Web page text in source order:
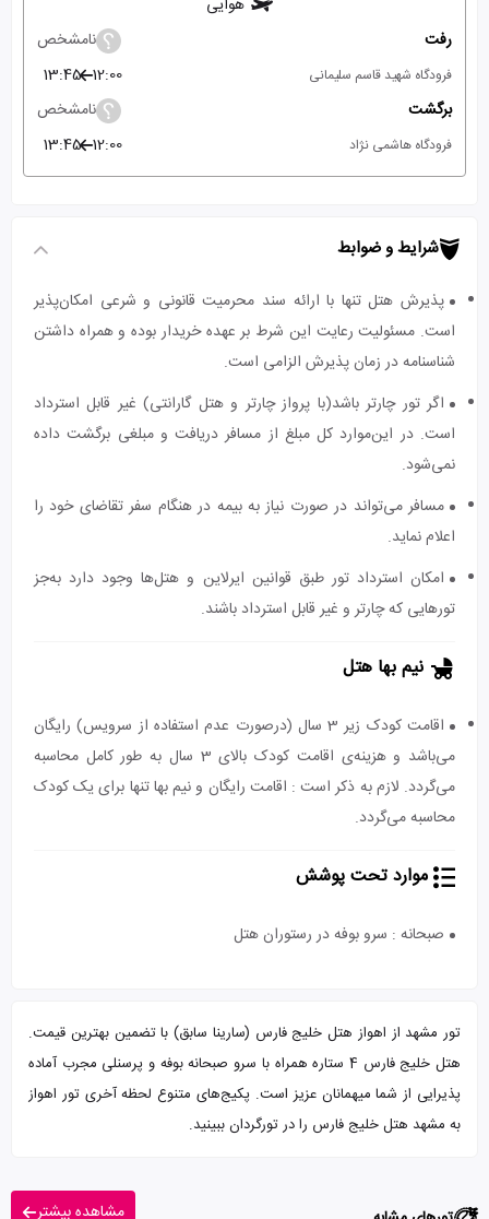
هوایی
رفت
نامشخص
فرودگاه شهید قاسم سلیمانی 12:00
13:45
برگشت
نامشخص
فرودگاه هاشمی نژاد 12:00
13:45
شرایط و ضوابط
پذیرش هتل تنها با ارائه سند محرمیت قانونی و شرعی امکان‌پذیر
است. مسئولیت رعایت این شرط بر عهده خریدار بوده و همراه داشتن
شناسنامه در زمان پذیرش الزامی است.
اگر تور چارتر باشد(با پرواز چارتر و هتل گارانتی) غیر قابل استرداد
است. در این‌موارد کل مبلغ از مسافر دریافت و مبلغی برگشت داده
نمی‌شود.
مسافر می‌تواند در صورت نیاز به بیمه در هنگام سفر تقاضای خود را
اعلام نماید.
امکان استرداد تور طبق قوانین ایرلاین و هتل‌ها وجود دارد به‌جز
تورهایی که چارتر و غیر قابل استرداد باشند.
نیم بها هتل
اقامت کودک زیر 3 سال (درصورت عدم استفاده از سرویس) رایگان
می‌باشد و هزینه‌ی اقامت کودک بالای 3 سال به طور کامل محاسبه
می‌گردد. لازم به ذکر است : اقامت رایگان و نیم بها تنها برای یک کودک
محاسبه می‌گردد.
موارد تحت پوشش
صبحانه : سرو بوفه در رستوران هتل
تور مشهد از اهواز هتل خلیج فارس (سارینا سابق) با تضمین بهترین قیمت.
هتل خلیج فارس 4 ستاره همراه با سرو صبحانه بوفه و پرسنلی مجرب آماده
پذیرایی از شما میهمانان عزیز است. پکیج‌های متنوع لحظه آخری تور اهواز
به مشهد هتل خلیج فارس را در تورگردان ببینید.
مشاهده بیشتر